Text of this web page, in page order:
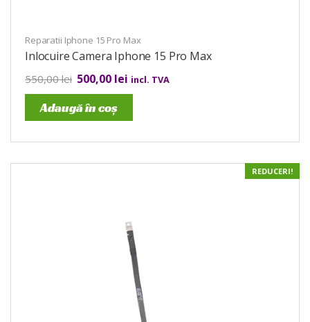
Reparatii Iphone 15 Pro Max
Inlocuire Camera Iphone 15 Pro Max
550,00lei 500,00 lei incl. TVA
Adaugă în coș
REDUCERI!